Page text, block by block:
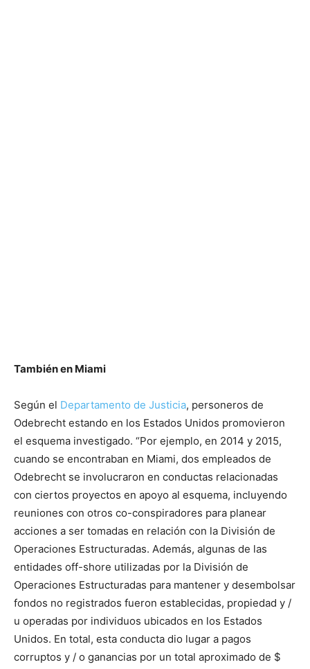
También en Miami
Según el Departamento de Justicia, personeros de
Odebrecht estando en los Estados Unidos promovieron
el esquema investigado. “Por ejemplo, en 2014 y 2015,
cuando se encontraban en Miami, dos empleados de
Odebrecht se involucraron en conductas relacionadas
con ciertos proyectos en apoyo al esquema, incluyendo
reuniones con otros co-conspiradores para planear
acciones a ser tomadas en relación con la División de
Operaciones Estructuradas. Además, algunas de las
entidades off-shore utilizadas por la División de
Operaciones Estructuradas para mantener y desembolsar
fondos no registrados fueron establecidas, propiedad y /
u operadas por individuos ubicados en los Estados
Unidos. En total, esta conducta dio lugar a pagos
corruptos y / o ganancias por un total aproximado de $